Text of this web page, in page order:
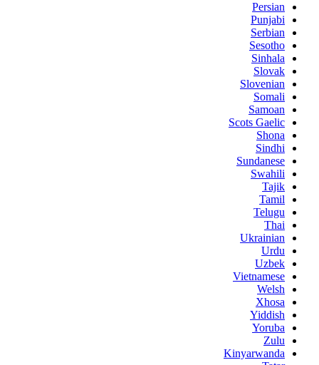
Persian
Punjabi
Serbian
Sesotho
Sinhala
Slovak
Slovenian
Somali
Samoan
Scots Gaelic
Shona
Sindhi
Sundanese
Swahili
Tajik
Tamil
Telugu
Thai
Ukrainian
Urdu
Uzbek
Vietnamese
Welsh
Xhosa
Yiddish
Yoruba
Zulu
Kinyarwanda